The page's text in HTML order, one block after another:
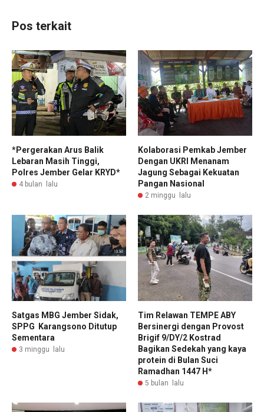
Pos terkait
*Pergerakan Arus Balik
Lebaran Masih Tinggi,
Polres Jember Gelar KRYD*
4 bulan lalu
Kolaborasi Pemkab Jember
Dengan UKRI Menanam
Jagung Sebagai Kekuatan
Pangan Nasional
2 minggu lalu
Satgas MBG Jember Sidak,
SPPG Karangsono Ditutup
Sementara
3 minggu lalu
Tim Relawan TEMPE ABY
Bersinergi dengan Provost
Brigif 9/DY/2 Kostrad
Bagikan Sedekah yang kaya
protein di Bulan Suci
Ramadhan 1447 H*
5 bulan lalu